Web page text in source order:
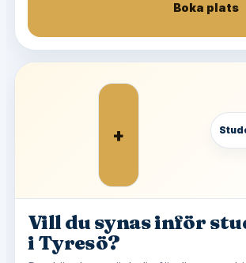
Boka plats
+
Vill du synas inför
i Tyresö?